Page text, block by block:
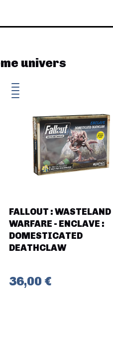
univers
FALLOUT : WASTELAND
WARFARE - ENCLAVE :
DOMESTICATED
DEATHCLAW
36,00 €